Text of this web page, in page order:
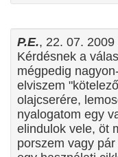
P.E., 22. 07.
Kérdésnek a
mégpedig
elviszem
olajcserére,
nyalogatom egy
elindulok vele, öt
porszem vagy